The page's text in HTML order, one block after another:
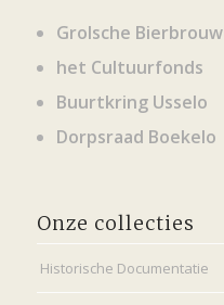
Grolsche
het Cultuurfonds
Buurtkring Usselo
Dorpsraad Boekelo
Onze collecties
Historische Documentatie